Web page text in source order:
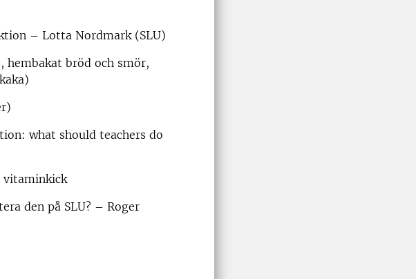
– Lotta Nordmark (SLU)
hembakat bröd och smör,
what should teachers do
vitaminkick
den på SLU? – Roger